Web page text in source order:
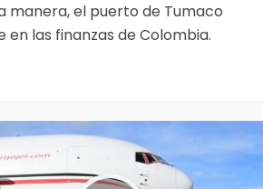
manera, el puerto de Tumaco
las finanzas de Colombia.